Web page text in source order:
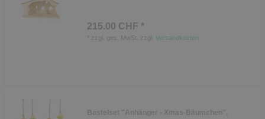
215.00 CHF *
zzgl. ges. MwSt. zzgl. Versandkosten
Bastelset "Anhänger - Xmas-Bäumchen",